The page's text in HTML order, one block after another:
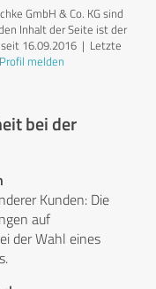
GmbH & Co. KG sind
Inhalt der Seite ist der
16.09.2016 | Letzte
Profil melden
bei der
Kunden: Die
auf
der Wahl eines